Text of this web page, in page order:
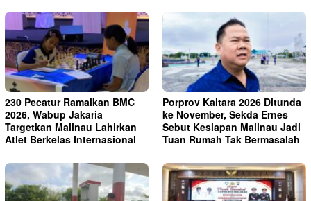
230 Pecatur Ramaikan BMC
2026, Wabup Jakaria
Targetkan Malinau Lahirkan
Atlet Berkelas Internasional
Porprov Kaltara 2026 Ditunda
ke November, Sekda Ernes
Sebut Kesiapan Malinau Jadi
Tuan Rumah Tak Bermasalah